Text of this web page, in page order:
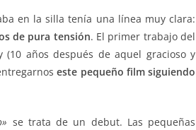
en la silla tenía una línea muy clara:
de pura tensión. El primer trabajo del
años después de aquel gracioso y
este pequeño film siguiendo
se trata de un debut. Las pequeñas